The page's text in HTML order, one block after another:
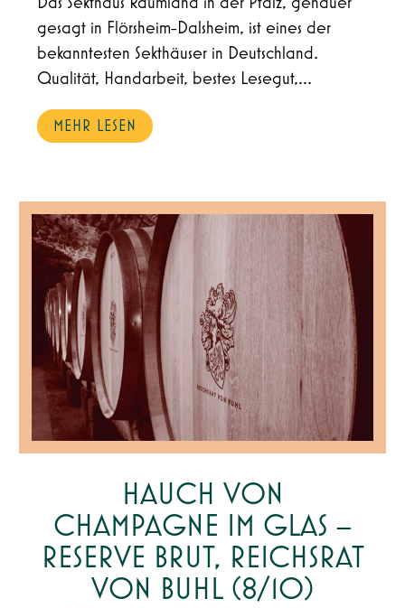
gesagt in Flörsheim-Dalsheim, ist eines der
bekanntesten Sekthäuser in Deutschland.
Qualität, Handarbeit, bestes Lesegut,...
MEHR LESEN
HAUCH VON
CHAMPAGNE IM GLAS –
RESERVE BRUT, REICHSRAT
VON BUHL (8/10)